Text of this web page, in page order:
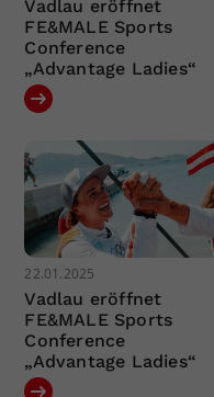
Vadlau eröffnet
FE&MALE Sports
Conference
„Advantage Ladies“
22.01.2025
Vadlau eröffnet
FE&MALE Sports
Conference
„Advantage Ladies“